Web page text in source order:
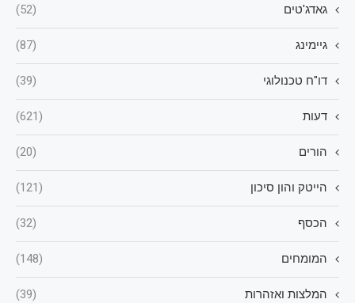
גאדג'טים (52)
גיימינג (87)
דו"ח טכנולוגי (39)
דעות (621)
הורים (20)
הייטק והון סיכון (121)
הכסף (32)
המומחים (148)
המלצות ואזהרות (39)